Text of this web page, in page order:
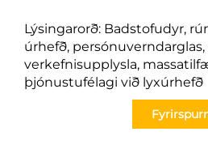
Lýsingarorð: Badstofudyr,
úrhefð, persónuverndarglas,
verkefnisupplysla,
þjónustufélagi við lyxúrhefð